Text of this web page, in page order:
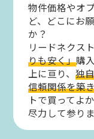
物件価格やオ
ど、どこにお
か？
リードネクス
りも安く」購
上に亘り、独
信頼関係を築
トで買ってよ
尽力して参りま